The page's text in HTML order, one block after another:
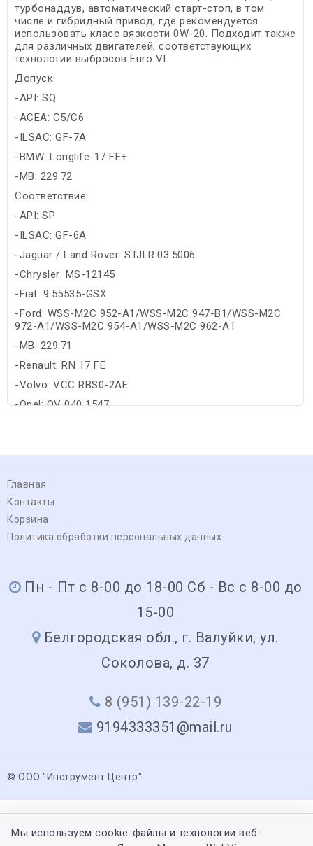
турбонаддув, автоматический старт-стоп, в том
числе и гибридный привод, где рекомендуется
использовать класс вязкости 0W-20. Подходит также
для различных двигателей, соответствующих
технологии выбросов Euro VI.
Допуск:
-API: SQ
-ACEA: C5/C6
-ILSAC: GF-7A
-BMW: Longlife-17 FE+
-MB: 229.72
Соответствие:
-API: SP
-ILSAC: GF-6A
-Jaguar / Land Rover: STJLR.03.5006
-Chrysler: MS-12145
-Fiat: 9.55535-GSX
-Ford: WSS-M2C 952-A1/WSS-M2C 947-B1/WSS-M2C
972-A1/WSS-M2C 954-A1/WSS-M2C 962-A1
-MB: 229.71
-Renault: RN 17 FE
-Volvo: VCC RBS0-2AE
-Opel: OV 040 1547
Главная
Контакты
Корзина
Политика обработки персональных данных
Пн - Пт с 8-00 до 18-00 Сб - Вс с 8-00 до
15-00
Белгородская обл., г. Валуйки, ул.
Соколова, д. 37
8 (951) 139-22-19
9194333351@mail.ru
© ООО "Инструмент Центр"
Мы используем cookie-файлы и технологии веб-